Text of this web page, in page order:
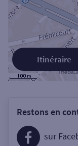
Itinéraire
Restons en
sur